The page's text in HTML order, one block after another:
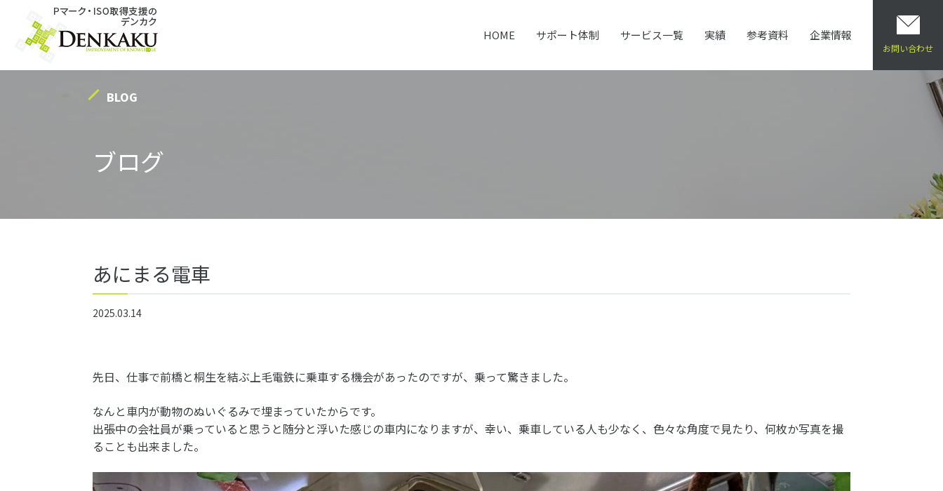
: Undefined array key "HTTP_ACCEPT_LANGUAGE" in
HOME サポート体制 サービス一覧 実績 参考資料 企業情報
お問い合わせ
HOME ブログ あにまる電車
BLOG
ブログ
あにまる電車
2025.03.14
先日、仕事で前橋と桐生を結ぶ上毛電鉄に乗車する機会があったのですが、乗って驚きました。
なんと車内が動物のぬいぐるみで埋まっていたからです。
出張中の会社員が乗っていると思うと随分と浮いた感じの車内になりますが、幸い、乗車している人も少なく、色々な角度で見たり、何枚か写真を撮
ることも出来ました。